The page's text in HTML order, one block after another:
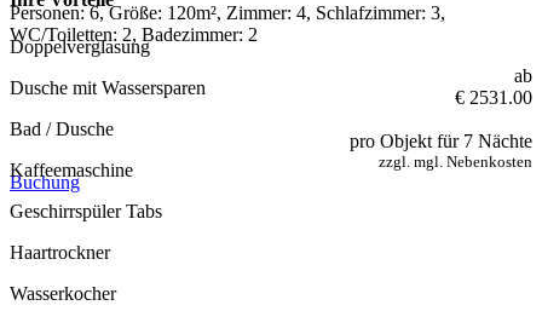
Personen: 6, Größe: 120m², Zimmer: 4, Schlafzimmer: 3,
WC/Toiletten: 2, Badezimmer: 2
ab
€ 2531.00
pro Objekt für 7 Nächte
zzgl. mgl. Nebenkosten
Buchung
Doppelverglasung
Dusche mit Wassersparen
Bad / Dusche
Kaffeemaschine
Geschirrspüler Tabs
Haartrockner
Wasserkocher